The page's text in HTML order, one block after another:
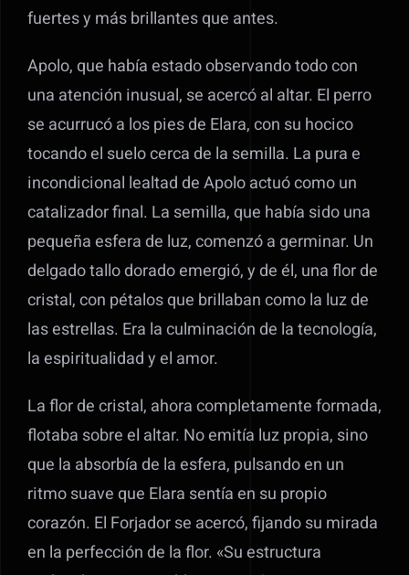
fuertes y más brillantes que antes.
Apolo, que había estado observando todo con
una atención inusual, se acercó al altar. El perro
se acurrucó a los pies de Elara, con su hocico
tocando el suelo cerca de la semilla. La pura e
incondicional lealtad de Apolo actuó como un
catalizador final. La semilla, que había sido una
pequeña esfera de luz, comenzó a germinar. Un
delgado tallo dorado emergió, y de él, una flor de
cristal, con pétalos que brillaban como la luz de
las estrellas. Era la culminación de la tecnología,
la espiritualidad y el amor.
La flor de cristal, ahora completamente formada,
flotaba sobre el altar. No emitía luz propia, sino
que la absorbía de la esfera, pulsando en un
ritmo suave que Elara sentía en su propio
corazón. El Forjador se acercó, fijando su mirada
en la perfección de la flor. «Su estructura